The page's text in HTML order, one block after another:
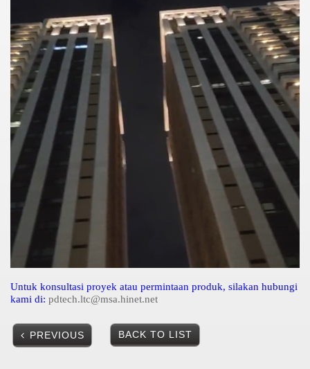
Untuk konsultasi proyek atau permintaan produk, silakan hubungi
kami di: pdtech.ltc@msa.hinet.net
PREVIOUS BACK TO LIST